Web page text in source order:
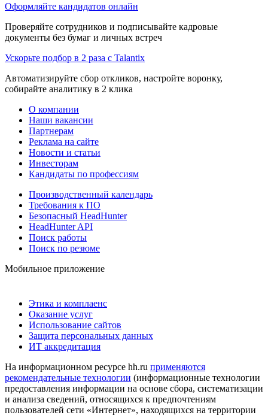
Оформляйте кандидатов онлайн
Проверяйте сотрудников и подписывайте кадровые
документы без бумаг и личных встреч
Ускорьте подбор в 2 раза с Talantix
Автоматизируйте сбор откликов, настройте воронку,
собирайте аналитику в 2 клика
О компании
Наши вакансии
Партнерам
Реклама на сайте
Новости и статьи
Инвесторам
Кандидаты по профессиям
Производственный календарь
Требования к ПО
Безопасный HeadHunter
HeadHunter API
Поиск работы
Поиск по резюме
Мобильное приложение
Этика и комплаенс
Оказание услуг
Использование сайтов
Защита персональных данных
ИТ аккредитация
На информационном ресурсе hh.ru применяются
рекомендательные технологии (информационные технологии
предоставления информации на основе сбора, систематизации
и анализа сведений, относящихся к предпочтениям
пользователей сети «Интернет», находящихся на территории